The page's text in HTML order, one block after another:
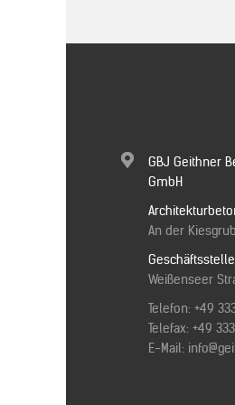
GBJ Geithner
GmbH
An der
Weißenseer
Telefon: +49
Telefax: +49
E-Mail: